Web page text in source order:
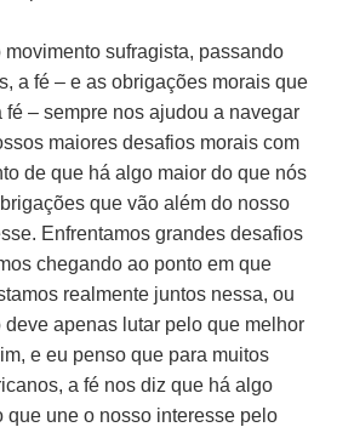
movimento sufragista, passando
a fé – e as obrigações morais que
fé – sempre nos ajudou a navegar
maiores desafios morais com
de que há algo maior do que nós
que vão além do nosso
Enfrentamos grandes desafios
chegando ao ponto em que
realmente juntos nessa, ou
apenas lutar pelo que melhor
e eu penso que para muitos
a fé nos diz que há algo
que une o nosso interesse pelo